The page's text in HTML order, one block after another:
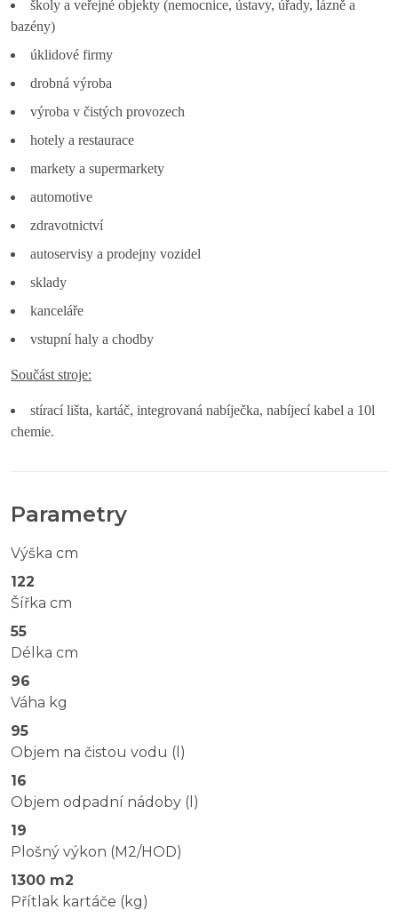
školy a veřejné objekty (nemocnice, ústavy, úřady, lázně a
bazény)
úklidové firmy
drobná výroba
výroba v čistých provozech
hotely a restaurace
markety a supermarkety
automotive
zdravotnictví
autoservisy a prodejny vozidel
sklady
kanceláře
vstupní haly a chodby
Součást stroje:
stírací lišta, kartáč, integrovaná nabíječka, nabíjecí kabel a 10l
chemie.
Parametry
Výška cm
122
Šířka cm
55
Délka cm
96
Váha kg
95
Objem na čistou vodu (l)
16
Objem odpadní nádoby (l)
19
Plošný výkon (M2/HOD)
1300 m2
Přítlak kartáče (kg)